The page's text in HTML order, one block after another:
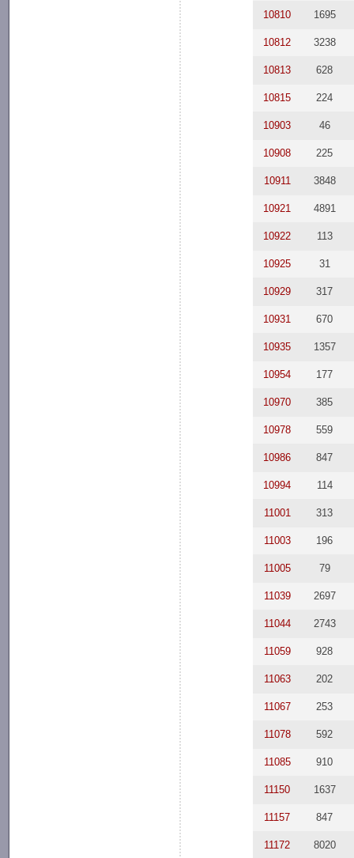
10810 1695
10812 3238
10813 628
10815 224
10903 46
10908 225
10911 3848
10921 4891
10922 113
10925 31
10929 317
10931 670
10935 1357
10954 177
10970 385
10978 559
10986 847
10994 114
11001 313
11003 196
11005 79
11039 2697
11044 2743
11059 928
11063 202
11067 253
11078 592
11085 910
11150 1637
11157 847
11172 8020